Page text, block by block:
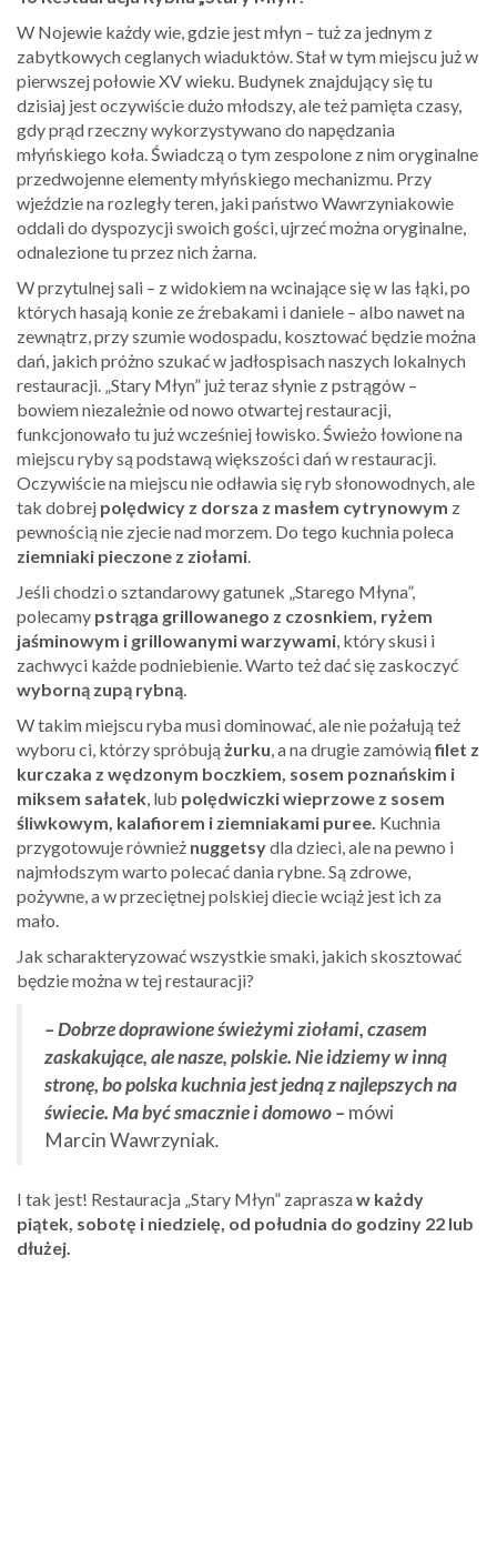
W Nojewie każdy wie, gdzie jest młyn – tuż za jednym z
zabytkowych ceglanych wiaduktów. Stał w tym miejscu już w
pierwszej połowie XV wieku. Budynek znajdujący się tu
dzisiaj jest oczywiście dużo młodszy, ale też pamięta czasy,
gdy prąd rzeczny wykorzystywano do napędzania
młyńskiego koła. Świadczą o tym zespolone z nim oryginalne
przedwojenne elementy młyńskiego mechanizmu. Przy
wjeździe na rozległy teren, jaki państwo Wawrzyniakowie
oddali do dyspozycji swoich gości, ujrzeć można oryginalne,
odnalezione tu przez nich żarna.
W przytulnej sali – z widokiem na wcinające się w las łąki, po
których hasają konie ze źrebakami i daniele – albo nawet na
zewnątrz, przy szumie wodospadu, kosztować będzie można
dań, jakich próżno szukać w jadłospisach naszych lokalnych
restauracji. „Stary Młyn” już teraz słynie z pstrągów –
bowiem niezależnie od nowo otwartej restauracji,
funkcjonowało tu już wcześniej łowisko. Świeżo łowione na
miejscu ryby są podstawą większości dań w restauracji.
Oczywiście na miejscu nie odławia się ryb słonowodnych, ale
tak dobrej polędwicy z dorsza z masłem cytrynowym z
pewnością nie zjecie nad morzem. Do tego kuchnia poleca
ziemniaki pieczone z ziołami.
Jeśli chodzi o sztandarowy gatunek „Starego Młyna”,
polecamy pstrąga grillowanego z czosnkiem, ryżem
jaśminowym i grillowanymi warzywami, który skusi i
zachwyci każde podniebienie. Warto też dać się zaskoczyć
wyborną zupą rybną.
W takim miejscu ryba musi dominować, ale nie pożałują też
wyboru ci, którzy spróbują żurku, a na drugie zamówiąfilet z
kurczaka z wędzonym boczkiem, sosem poznańskim i
miksem sałatek, lub polędwiczki wieprzowe z sosem
śliwkowym, kalafiorem i ziemniakami puree. Kuchnia
przygotowuje również nuggetsydla dzieci, ale na pewno i
najmłodszym warto polecać dania rybne. Są zdrowe,
pożywne, a w przeciętnej polskiej diecie wciąż jest ich za
mało.
Jak scharakteryzować wszystkie smaki, jakich skosztować
będzie można w tej restauracji?
– Dobrze doprawione świeżymi ziołami, czasem
zaskakujące, ale nasze, polskie. Nie idziemy w inną
stronę, bo polska kuchnia jest jedną z najlepszych na
świecie. Ma być smacznie i domowo – mówi
Marcin Wawrzyniak.
I tak jest! Restauracja „Stary Młyn” zapraszaw każdy
piątek, sobotę i niedzielę, od południa do godziny 22 lub
dłużej.